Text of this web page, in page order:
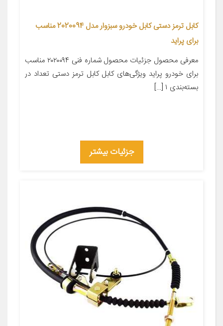
کابل ترمز دستی کابل خودرو سبزوار مدل 2020094 مناسب
برای پراید
معرفی محصول جزئیات محصول شماره فنی ۲۰۲۰۰۹۴ مناسب
برای خودرو پراید ویژگی‌های کابل کابل ترمز دستی تعداد در
بسته‌بندی ۱ […]
جزئیات بیشتر